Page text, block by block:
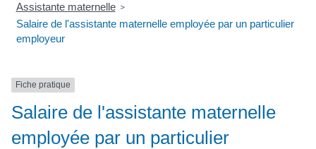
Assistante maternelle >
Salaire de l'assistante maternelle employée par un particulier
employeur
Fiche pratique
Salaire de l'assistante maternelle
employée par un particulier